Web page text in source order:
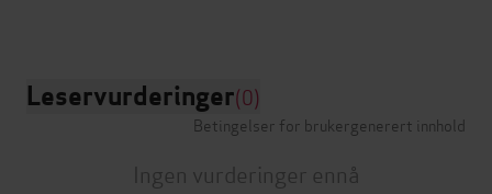
Leservurderinger(0)
Betingelser for brukergenerert innhold
Ingen vurderinger ennå